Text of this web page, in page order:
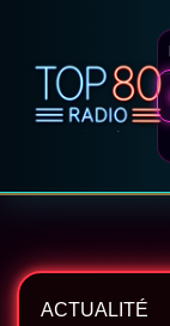
ACTUALITÉ